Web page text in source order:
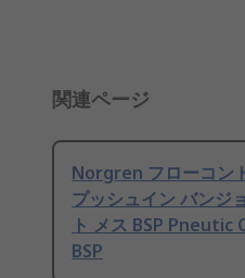
関連ページ
Norgren フローコン
プッシュイン バンジ
ト メス BSP Pneutic
BSP